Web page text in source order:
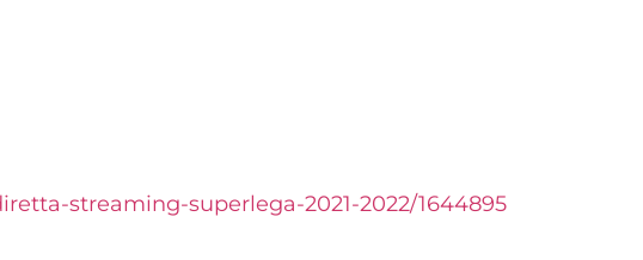
streaming-superlega-2021-2022/1644895